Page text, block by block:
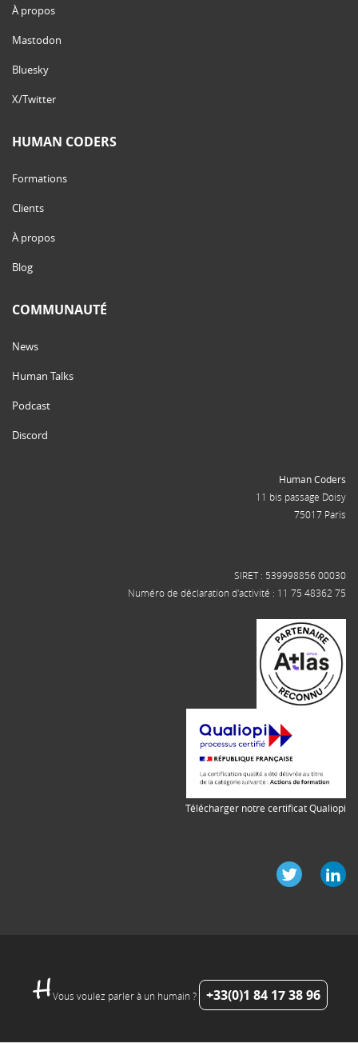
À propos
Mastodon
Bluesky
X/Twitter
HUMAN CODERS
Formations
Clients
À propos
Blog
COMMUNAUTÉ
News
Human Talks
Podcast
Discord
Human Coders
11 bis passage Doisy
75017 Paris
SIRET : 539998856 00030
Numéro de déclaration d'activité : 11 75 48362 75
Télécharger notre certificat Qualiopi
Vous voulez parler à un humain ? +33(0)1 84 17 38 96